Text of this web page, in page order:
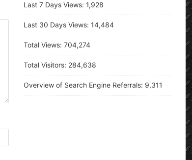
Last 7 Days Views: 1,928
Last 30 Days Views: 14,484
Total Views: 704,274
Total Visitors: 284,638
Overview of Search Engine Referrals: 9,311